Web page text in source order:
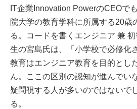
IT企業Innovation PowerのCEOで
院大学の教育学科に所属する20歳
る。コードを書くエンジニア 兼
生の宮島氏は、「小学校で必修化
教育はエンジニア教育を目的とし
ん。ここの区別の認知が進んでい
疑問視する人が多いのではないで
る。